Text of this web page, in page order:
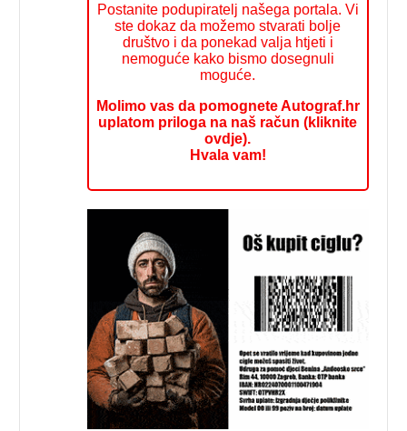
Postanite podupiratelj našega portala. Vi
ste dokaz da možemo stvarati bolje
društvo i da ponekad valja htjeti i
nemoguće kako bismo dosegnuli
moguće.
Molimo vas da pomognete Autograf.hr
uplatom priloga na naš račun (kliknite
ovdje).
Hvala vam!